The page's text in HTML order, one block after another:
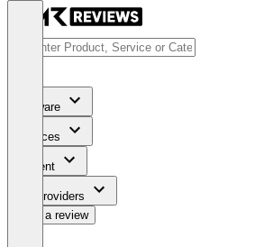
Software
Services
Content
For Providers
Write a review